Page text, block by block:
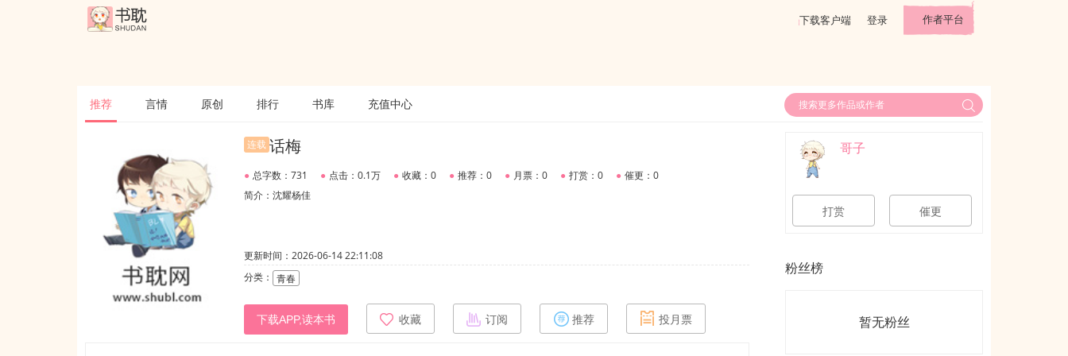
下载客户端 登录 作者平台
推荐 言情 原创 排行 书库 充值中心
连载 话梅
● 总字数：731 ● 点击：0.1万 ● 收藏：0 ● 推荐：0 ● 月票：0 ● 打赏：0 ● 催更：0
简介：沈耀杨佳
更新时间：2026-06-14 22:11:08
分类： 青春
下载APP,读本书 收藏 订阅 推荐 投月票
哥子
打赏 催更
粉丝榜
暂无粉丝